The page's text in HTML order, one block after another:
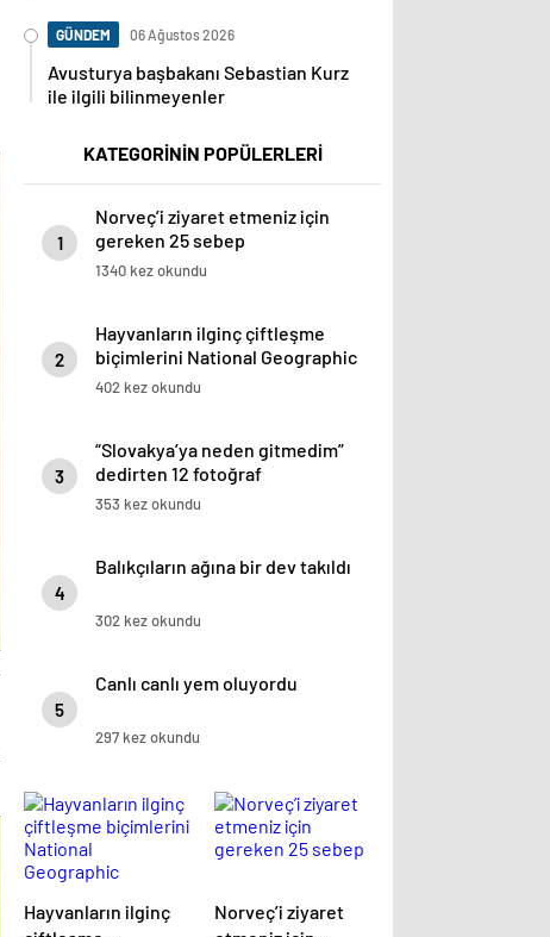
GÜNDEM 06 Ağustos 2026
Avusturya başbakanı Sebastian Kurz
ile ilgili bilinmeyenler
KATEGORİNİN POPÜLERLERİ
1
Norveç’i ziyaret etmeniz için
gereken 25 sebep
1340 kez okundu
2
Hayvanların ilginç çiftleşme
biçimlerini National Geographic
görüntüledi.
402 kez okundu
3
“Slovakya’ya neden gitmedim”
dedirten 12 fotoğraf
353 kez okundu
4
Balıkçıların ağına bir dev takıldı
302 kez okundu
5
Canlı canlı yem oluyordu
297 kez okundu
Hayvanların ilginç
Norveç’i ziyaret